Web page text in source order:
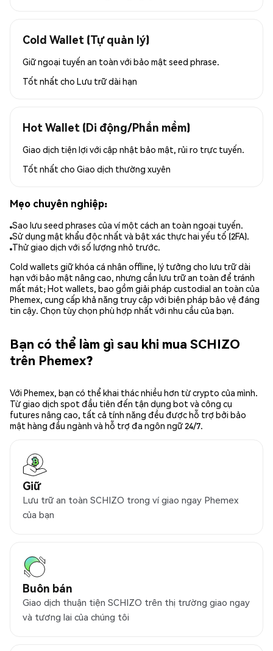
Cold Wallet (Tự quản lý)
Giữ ngoại tuyến an toàn với bảo mật seed phrase.
Tốt nhất cho Lưu trữ dài hạn
Hot Wallet (Di động/Phần mềm)
Giao dịch tiện lợi với cập nhật bảo mật, rủi ro trực tuyến.
Tốt nhất cho Giao dịch thường xuyên
Mẹo chuyên nghiệp:
Sao lưu seed phrases của ví một cách an toàn ngoại tuyến.
Sử dụng mật khẩu độc nhất và bật xác thực hai yếu tố (2FA).
Thử giao dịch với số lượng nhỏ trước.
Cold wallets giữ khóa cá nhân offline, lý tưởng cho lưu trữ dài
hạn với bảo mật nâng cao, nhưng cần lưu trữ an toàn để tránh
mất mát; Hot wallets, bao gồm giải pháp custodial an toàn của
Phemex, cung cấp khả năng truy cập với biện pháp bảo vệ đáng
tin cậy. Chọn tùy chọn phù hợp nhất với nhu cầu của bạn.
Bạn có thể làm gì sau khi mua SCHIZO
trên Phemex?
Với Phemex, bạn có thể khai thác nhiều hơn từ crypto của mình.
Từ giao dịch spot đầu tiên đến tận dụng bot và công cụ
futures nâng cao, tất cả tính năng đều được hỗ trợ bởi bảo
mật hàng đầu ngành và hỗ trợ đa ngôn ngữ 24/7.
Giữ
Lưu trữ an toàn SCHIZO trong ví giao ngay Phemex
của bạn
Buôn bán
Giao dịch thuận tiện SCHIZO trên thị trường giao ngay
và tương lai của chúng tôi